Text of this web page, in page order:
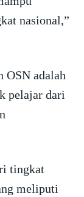
nasional,”
OSN adalah
pelajar dari
tingkat
meliputi